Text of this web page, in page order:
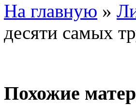
На главную »
десяти самых
Похожие